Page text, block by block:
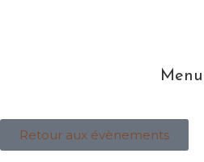
Menu
Retour aux évènements